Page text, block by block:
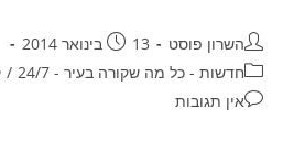
השרון פוסט
13 בינואר 2014
חדשות - כל מה שקורה בעיר - 24/7
/
אין תגובות